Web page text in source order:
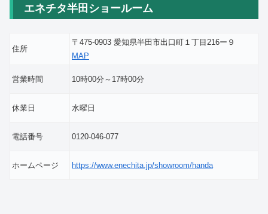
エネチタ半田ショールーム
住所
〒475-0903 愛知県半田市出口町１丁目216ー９
MAP
営業時間 10時00分～17時00分
休業日 水曜日
電話番号 0120-046-077
ホームページ https://www.enechita.jp/showroom/handa